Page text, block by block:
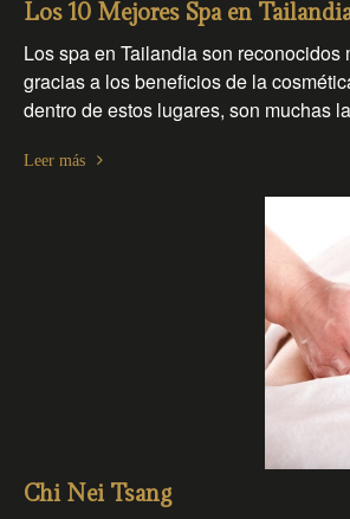
Los 10 Mejores Spa en
Los spa en Tailandia son reconocidos
gracias a los beneficios de la
dentro de estos lugares, son muchas
Leer más
Chi Nei Tsang